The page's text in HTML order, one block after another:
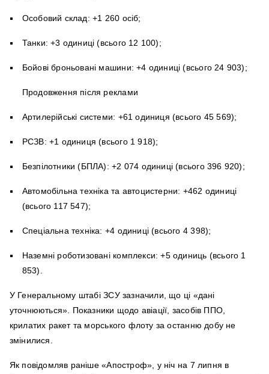
Особовий склад: +1 260 осіб;
Танки: +3 одиниці (всього 12 100);
Бойові броньовані машини: +4 одиниці (всього 24 903);
Продовження після реклами
Артилерійські системи: +61 одиниця (всього 45 569);
РСЗВ: +1 одиниця (всього 1 918);
Безпілотники (БПЛА): +2 074 одиниці (всього 396 920);
Автомобільна техніка та автоцистерни: +462 одиниці
(всього 117 547);
Спеціальна техніка: +4 одиниці (всього 4 398);
Наземні роботизовані комплекси: +5 одиниць (всього 1
853).
У Генеральному штабі ЗСУ зазначили, що ці «дані
уточнюються». Показники щодо авіації, засобів ППО,
крилатих ракет та морського флоту за останню добу не
змінилися.
Як повідомляв раніше «Апостроф», у ніч на 7 липня в